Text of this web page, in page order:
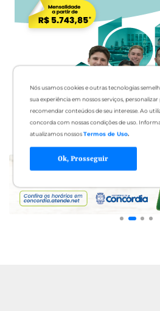
Nós usamos cookies e outras tecnologias
sua experiência em nossos serviços, personalizar
recomendar conteúdos de seu interesse. Ao
concorda com nossas condições de uso.
atualizamos nossosTermos de Uso.
Ok, Prosseguir